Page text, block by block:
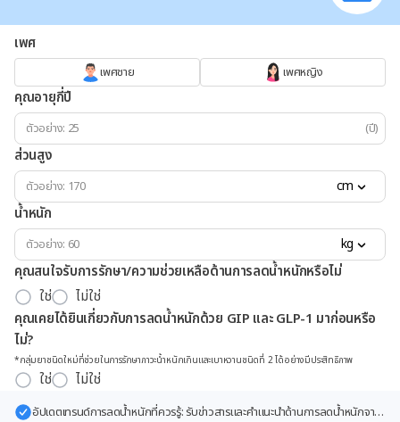
เพศ
เพศชาย เพศหญิง
คุณอายุกี่ปี
(ปี)
ส่วนสูง
cm
น้ำหนัก
kg
คุณสนใจรับการรักษา/ความช่วยเหลือด้านการลดน้ำหนักหรือไม่
ใช่
ไม่ใช่
คุณเคยได้ยินเกี่ยวกับการลดน้ำหนักด้วย GIP และ GLP-1 มาก่อนหรือ
ไม่?
*กลุ่มยาชนิดใหม่ที่ช่วยในการรักษาภาวะน้ำหนักเกินและเบาหวานชนิดที่ 2 ได้อย่างมีประสิทธิภาพ
ใช่ ไม่ใช่
อัปเดตเทรนด์การลดน้ำหนักที่ควรรู้: รับข่าวสารและคำแนะนำด้านการลดน้ำหนักจาก